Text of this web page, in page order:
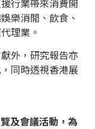
行業帶來消費開
樂消閒、飲食、
理業。
外，研究報告亦
同時透視香港展
及會議活動，為